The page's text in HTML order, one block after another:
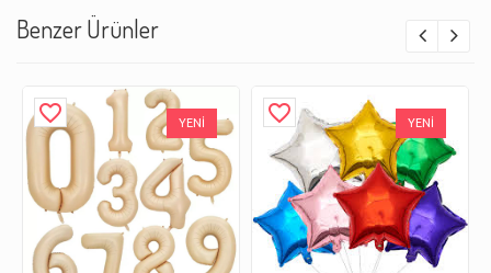
Benzer Ürünler
favorite_border YENİ favorite_border YENİ